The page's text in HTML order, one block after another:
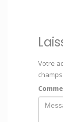
Votre